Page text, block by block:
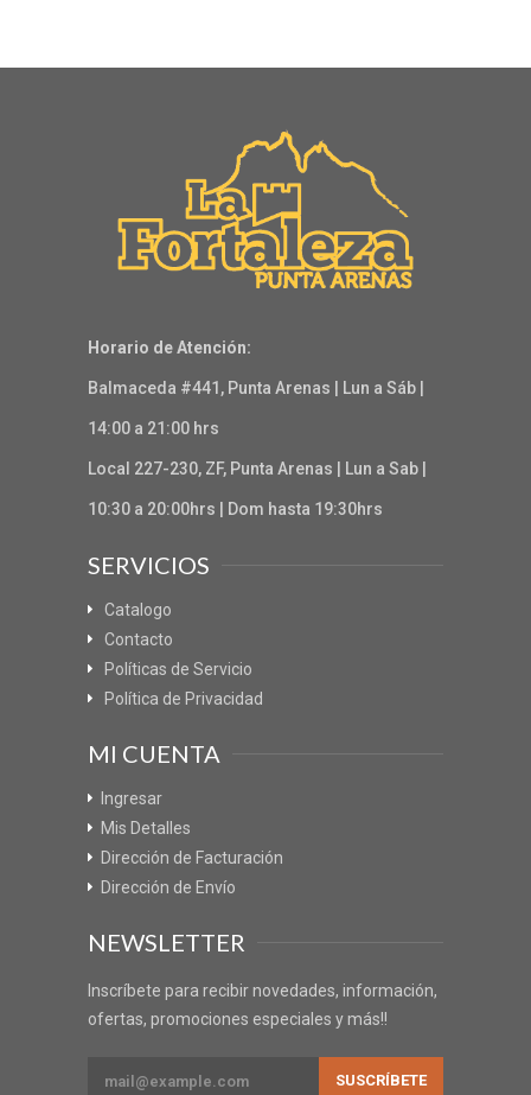
Horario de Atención:
Balmaceda #441, Punta Arenas | Lun a Sáb |
14:00 a 21:00 hrs
Local 227-230, ZF, Punta Arenas | Lun a Sab |
10:30 a 20:00hrs | Dom hasta 19:30hrs
SERVICIOS
Catalogo
Contacto
Políticas de Servicio
Política de Privacidad
MI CUENTA
Ingresar
Mis Detalles
Dirección de Facturación
Dirección de Envío
NEWSLETTER
Inscríbete para recibir novedades, información,
ofertas, promociones especiales y más!!